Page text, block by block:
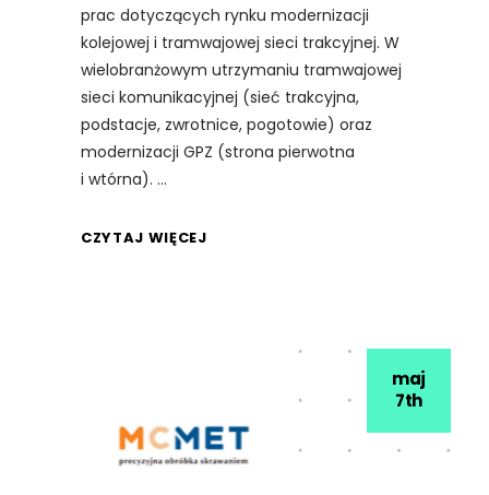
prac dotyczących rynku modernizacji
kolejowej i tramwajowej sieci trakcyjnej. W
wielobranżowym utrzymaniu tramwajowej
sieci komunikacyjnej (sieć trakcyjna,
podstacje, zwrotnice, pogotowie) oraz
modernizacji GPZ (strona pierwotna
i wtórna). ​
CZYTAJ WIĘCEJ
maj
7th